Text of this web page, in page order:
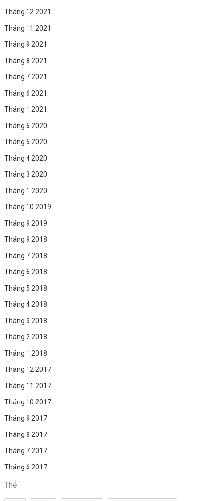
Tháng 12 2021
Tháng 11 2021
Tháng 9 2021
Tháng 8 2021
Tháng 7 2021
Tháng 6 2021
Tháng 1 2021
Tháng 6 2020
Tháng 5 2020
Tháng 4 2020
Tháng 3 2020
Tháng 1 2020
Tháng 10 2019
Tháng 9 2019
Tháng 9 2018
Tháng 7 2018
Tháng 6 2018
Tháng 5 2018
Tháng 4 2018
Tháng 3 2018
Tháng 2 2018
Tháng 1 2018
Tháng 12 2017
Tháng 11 2017
Tháng 10 2017
Tháng 9 2017
Tháng 8 2017
Tháng 7 2017
Tháng 6 2017
Thẻ